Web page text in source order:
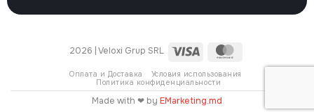
2026 | Veloxi Grup SRL Visa
Оплата и Доставка
Условия использования
Политика конфиденциальности
Made with ❤ by EMarketing.md